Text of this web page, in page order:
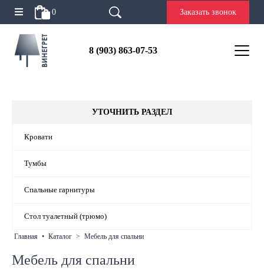
0 Заказать звонок
8 (903) 863-07-53
УТОЧНИТЬ РАЗДЕЛ
Кровати
Тумбы
Спальные гарнитуры
Стол туалетный (трюмо)
главная • каталог > мебель для спальни
Мебель для спальни